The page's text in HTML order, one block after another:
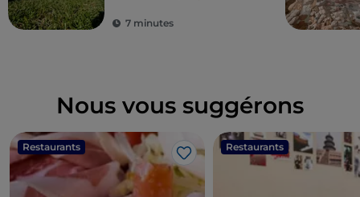
7 minutes
Nous vous suggérons
Restaurants
J’aime
Restaurants